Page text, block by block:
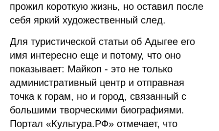
прожил короткую жизнь, но оставил после
себя яркий художественный след.
Для туристической статьи об Адыгее его
имя интересно еще и потому, что оно
показывает: Майкоп - это не только
административный центр и отправная
точка к горам, но и город, связанный с
большими творческими биографиями.
Портал «Культура.РФ» отмечает, что